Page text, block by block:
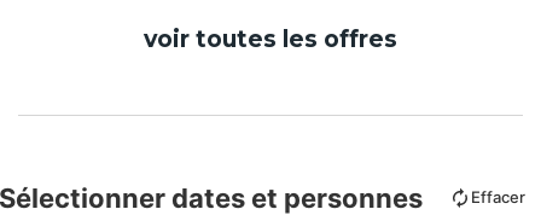
voir toutes les offres
Sélectionner dates et personnes Effacer